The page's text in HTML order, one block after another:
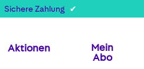
Sichere Zahlung
Aktionen
Mein
Abo